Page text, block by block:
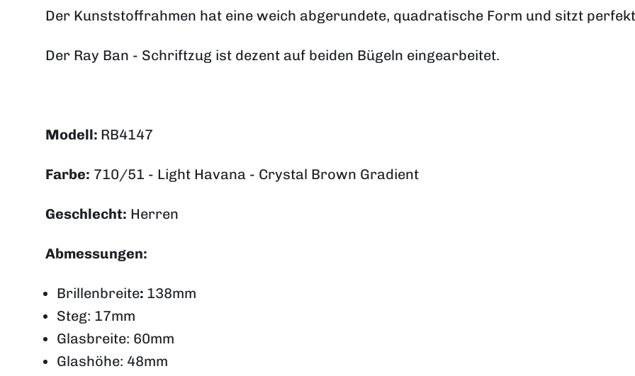
Der Kunststoffrahmen hat eine weich abgerundete, quadratische Form und sitzt
Der Ray Ban - Schriftzug ist dezent auf beiden Bügeln eingearbeitet.
Modell: RB4147
Farbe: 710/51 - Light Havana - Crystal Brown Gradient
Geschlecht: Herren
Abmessungen:
Brillenbreite: 138mm
Steg: 17mm
Glasbreite: 60mm
Glashöhe: 48mm